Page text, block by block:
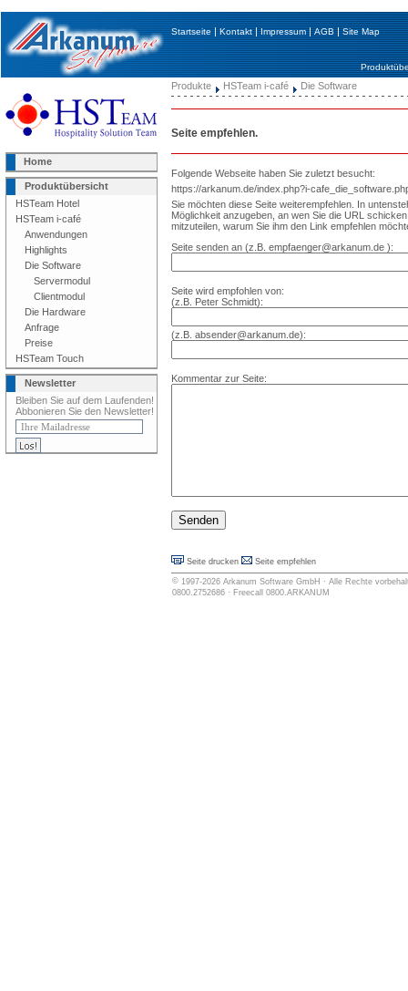
Startseite|Kontakt|Impressum|AGB|Site Map
Home
Produktübersicht
HSTeam Hotel
HSTeam i-café
Anwendungen
Highlights
Die Software
Servermodul
Clientmodul
Die Hardware
Anfrage
Preise
HSTeam Touch
Newsletter
Bleiben Sie auf dem Laufenden!
Abbonieren Sie den Newsletter!
Produkte HSTeam i-café Die Software
Seite empfehlen.
Folgende Webseite haben Sie zuletzt besucht:
https://arkanum.de/index.php?i-
Sie möchten diese Seite weiterempfehlen. In
Möglichkeit anzugeben, an wen Sie die URL
mitzuteilen, warum Sie ihm den Link empfehlen
Seite senden an (z.B. empfaenger@arkanum.de ):
Seite wird empfohlen von:
(z.B. Peter Schmidt):
(z.B. absender@arkanum.de):
Kommentar zur Seite:
Seite drucken Seite empfehlen
© 1997-2026 Arkanum Software GmbH · Alle Rechte
0800.2752686 · Freecall 0800.ARKANUM